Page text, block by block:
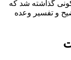
گذاشته شد که
و تفسیر وعده